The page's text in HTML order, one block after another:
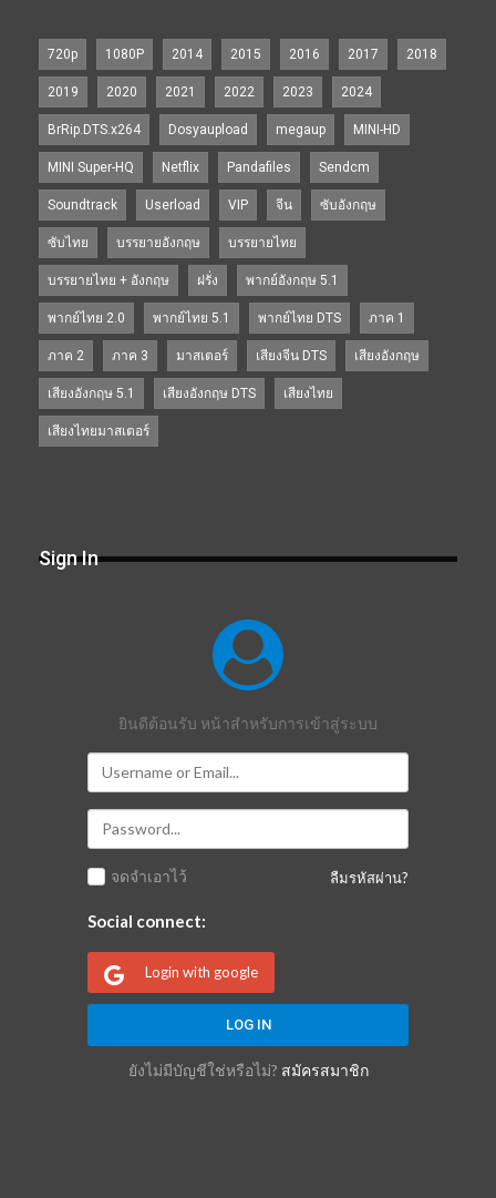
720p 1080P 2014 2015 2016 2017 2018
2019 2020 2021 2022 2023 2024
BrRip.DTS.x264 Dosyaupload megaup MINI-HD
MINI Super-HQ Netflix Pandafiles Sendcm
Soundtrack Userload VIP จีน ซับอังกฤษ
ซับไทย บรรยายอังกฤษ บรรยายไทย
บรรยายไทย + อังกฤษ ฝรั่ง พากย์อังกฤษ 5.1
พากย์ไทย 2.0 พากย์ไทย 5.1 พากย์ไทย DTS ภาค 1
ภาค 2 ภาค 3 มาสเตอร์ เสียงจีน DTS เสียงอังกฤษ
เสียงอังกฤษ 5.1 เสียงอังกฤษ DTS เสียงไทย
เสียงไทยมาสเตอร์
Sign In
ยินดีต้อนรับ หน้าสำหรับการเข้าสู่ระบบ
ลืมรหัสผ่าน?
จดจำเอาไว้
Social connect:
Login with google
ยังไม่มีบัญชีใช่หรือไม่? สมัครสมาชิก